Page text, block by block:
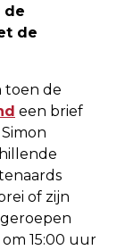
de
de
toen de
een brief
of zijn
15:00 uur